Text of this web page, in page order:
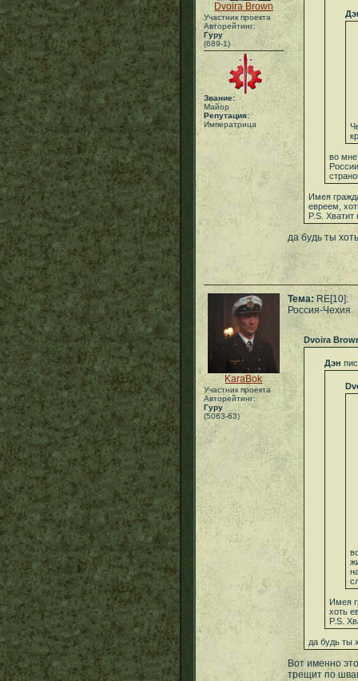
Dvoira Brown
Участник проекта
Авторейтинг:
Гуру
(689-1)
Звание:
Майор
Репутация:
Императрица
во
Имея
евреем,
P.S. Хватит
да будь ты
KaraBok
Участник проекта
Авторейтинг:
Гуру
(5063-63)
Тема: RE[10]:
Россия-Чехия
Dvoira
Дэн
Имея
хоть
P.S.
да будь ты
Вот именно
трещит по